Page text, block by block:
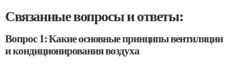
Связанные вопросы и ответы:
Вопрос 1: Какие основные принципы вентиляции
и кондиционирования воздуха